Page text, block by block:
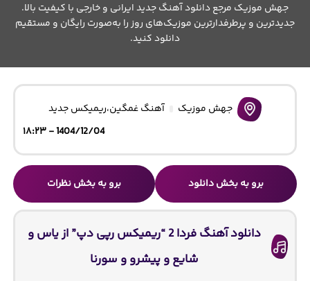
جهش موزیک مرجع دانلود آهنگ جدید ایرانی و خارجی با کیفیت بالا.
جدیدترین و پرطرفدارترین موزیک‌های روز را به‌صورت رایگان و مستقیم
دانلود کنید.
جهش موزیک آهنگ غمگین،ریمیکس جدید
1404/12/04 - ۱۸:۲۳
برو به بخش دانلود برو به بخش نظرات
دانلود آهنگ فردا 2 “ریمیکس رپی دپ” از یاس و
شایع و پیشرو و سورنا